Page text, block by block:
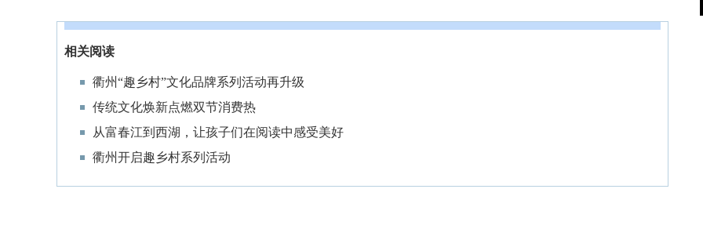
相关阅读
衢州“趣乡村”文化品牌系列活动再升级
传统文化焕新点燃双节消费热
从富春江到西湖，让孩子们在阅读中感受美好
衢州开启趣乡村系列活动